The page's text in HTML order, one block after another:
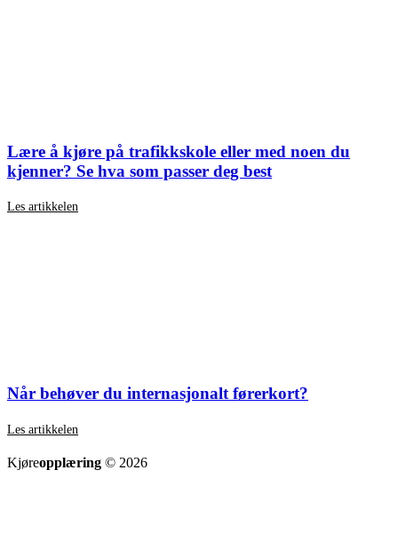
Lære å kjøre på trafikkskole eller med noen du
kjenner? Se hva som passer deg best
Les artikkelen
Når behøver du internasjonalt førerkort?
Les artikkelen
Kjøreopplæring © 2026